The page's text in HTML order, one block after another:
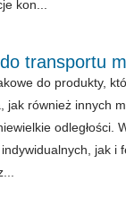
kon...
transportu
do produkty,
jak również innych
odległości.
jak i